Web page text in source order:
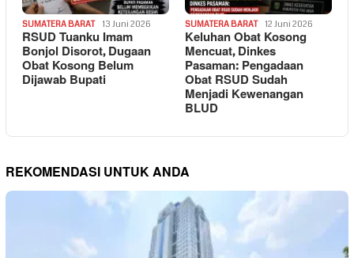
SUMATERA BARAT 13 Juni 2026
RSUD Tuanku Imam
Bonjol Disorot, Dugaan
Obat Kosong Belum
Dijawab Bupati
SUMATERA BARAT 12 Juni 2026
Keluhan Obat Kosong
Mencuat, Dinkes
Pasaman: Pengadaan
Obat RSUD Sudah
Menjadi Kewenangan
BLUD
REKOMENDASI UNTUK ANDA